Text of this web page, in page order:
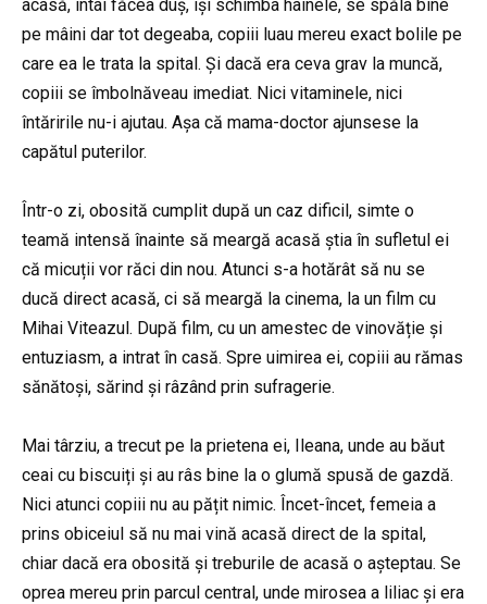
acasă, întâi făcea duș, își schimba hainele, se spăla bine
pe mâini dar tot degeaba, copiii luau mereu exact bolile pe
care ea le trata la spital. Și dacă era ceva grav la muncă,
copiii se îmbolnăveau imediat. Nici vitaminele, nici
întăririle nu-i ajutau. Așa că mama-doctor ajunsese la
capătul puterilor.
Într-o zi, obosită cumplit după un caz dificil, simte o
teamă intensă înainte să meargă acasă știa în sufletul ei
că micuții vor răci din nou. Atunci s-a hotărât să nu se
ducă direct acasă, ci să meargă la cinema, la un film cu
Mihai Viteazul. După film, cu un amestec de vinovăție și
entuziasm, a intrat în casă. Spre uimirea ei, copiii au rămas
sănătoși, sărind și râzând prin sufragerie.
Mai târziu, a trecut pe la prietena ei, Ileana, unde au băut
ceai cu biscuiți și au râs bine la o glumă spusă de gazdă.
Nici atunci copiii nu au pățit nimic. Încet-încet, femeia a
prins obiceiul să nu mai vină acasă direct de la spital,
chiar dacă era obosită și treburile de acasă o așteptau. Se
oprea mereu prin parcul central, unde mirosea a liliac și era